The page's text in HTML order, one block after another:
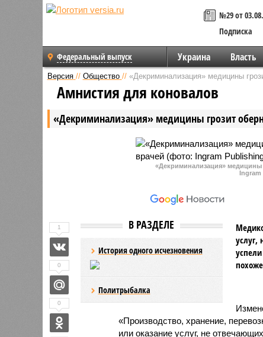
№29 от
Подписка
Федеральный выпуск Украина Власть
Версия // Общество // «Декриминализация» медицины
«Декриминализация» медицины грозит
Амнистия для коновалов
«Декриминализация» медицины
В РАЗДЕЛЕ
История одного исчезновения
Политрыбалка
услуг,
«Производство, хранение,
или оказание услуг, не
1
0
0